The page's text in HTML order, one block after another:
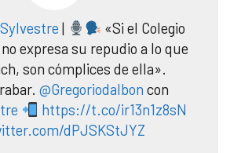
|
«Si el Colegio
expresa su repudio a lo que
son cómplices de ella».
@Gregoriodalbon con
https://t.co/ir13n1z8sN
dPJSKStJYZ